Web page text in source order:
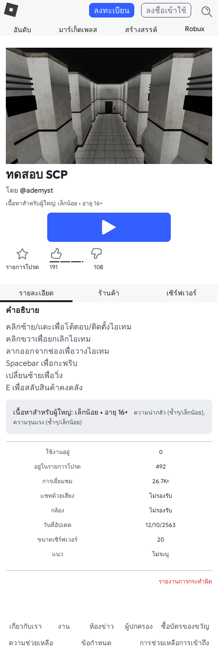
อันดับ มาร์เก็ตเพลส สร้างสรรค์ Robux
ลงทะเบียน ลงชื่อเข้าใช้
ทดสอบ SCP
โดย @ademyst
เนื้อหาสำหรับผู้ใหญ่: เล็กน้อย • อายุ 16+
รายการโปรด 191 108
รายละเอียด ร้านค้า เซิร์ฟเวอร์
คำอธิบาย
คลิกซ้าย/แตะเพื่อโต้ตอบ/ติดตั้งไอเทม
คลิกขวาเพื่อยกเลิกไอเทม
ลากออกจากช่องเพื่อวางไอเทม
Spacebar เพื่อกะพริบ
เปลี่ยนซ้ายเพื่อวิ่ง
เนื้อหาสำหรับผู้ใหญ่: เล็กน้อย • อายุ 16+
ความน่ากลัว (ซ้ำๆ/เล็กน้อย),
ความรุนแรง (ซ้ำๆ/เล็กน้อย)
ใช้งานอยู่
0
อยู่ในรายการโปรด
492
การเยี่ยมชม
26.7K+
แชทด้วยเสียง
ไม่รองรับ
กล้อง
ไม่รองรับ
วันที่อัปเดต
12/10/2563
ขนาดเซิร์ฟเวอร์
20
แนว
ไม่ระบุ
รายงานการกระทำผิด
เกี่ยวกับเรา งาน ห้องข่าว ผู้ปกครอง
ซื้อบัตรของขวัญ
ความช่วยเหลือ
ข้อกำหนด การช่วยเหลือการเข้าถึง